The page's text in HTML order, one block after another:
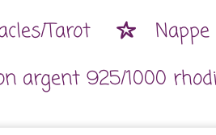
Tarot
argent 925/1000